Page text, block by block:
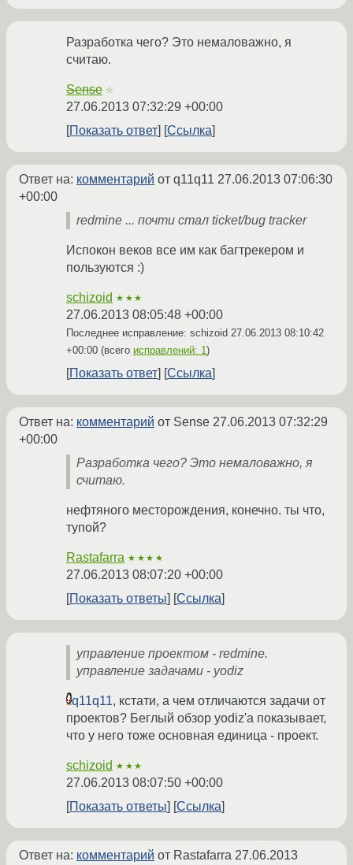
Разработка чего? Это немаловажно, я
считаю.
Sense ☆
27.06.2013 07:32:29 +00:00
Показать ответ
Ссылка
Ответ на: комментарий от q11q11 27.06.2013 07:06:30
+00:00
redmine ... почти стал ticket/bug tracker
Испокон веков все им как багтрекером и
пользуются :)
schizoid ★★★
27.06.2013 08:05:48 +00:00
Последнее исправление: schizoid 27.06.2013 08:10:42
+00:00 (всего исправлений: 1)
Показать ответ Ссылка
Ответ на: комментарий от Sense 27.06.2013 07:32:29
+00:00
Разработка чего? Это немаловажно, я
считаю.
нефтяного месторождения, конечно. ты что,
тупой?
Rastafarra ★★★★
27.06.2013 08:07:20 +00:00
Показать ответы
Ссылка
управление проектом - redmine.
управление задачами - yodiz
q11q11, кстати, а чем отличаются задачи от
проектов? Беглый обзор yodiz'а показывает,
что у него тоже основная единица - проект.
schizoid ★★★
27.06.2013 08:07:50 +00:00
Показать ответы
Ссылка
Ответ на: комментарий от Rastafarra 27.06.2013